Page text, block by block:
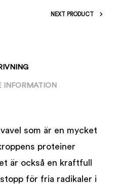
NEXT PRODUCT
INFORMATION
som är en mycket
proteiner
är också en kraftfull
för fria radikaler i